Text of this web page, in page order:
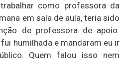
como professora da
em sala de aula, teria sido
de professora de apoio.
humilhada e mandaram eu ir
Quem falou isso nem